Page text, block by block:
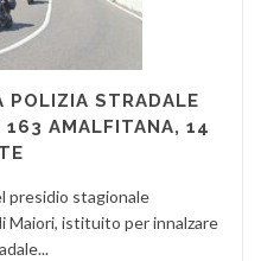
POLIZIA STRADALE
163 AMALFITANA, 14
presidio stagionale
Maiori, istituito per innalzare